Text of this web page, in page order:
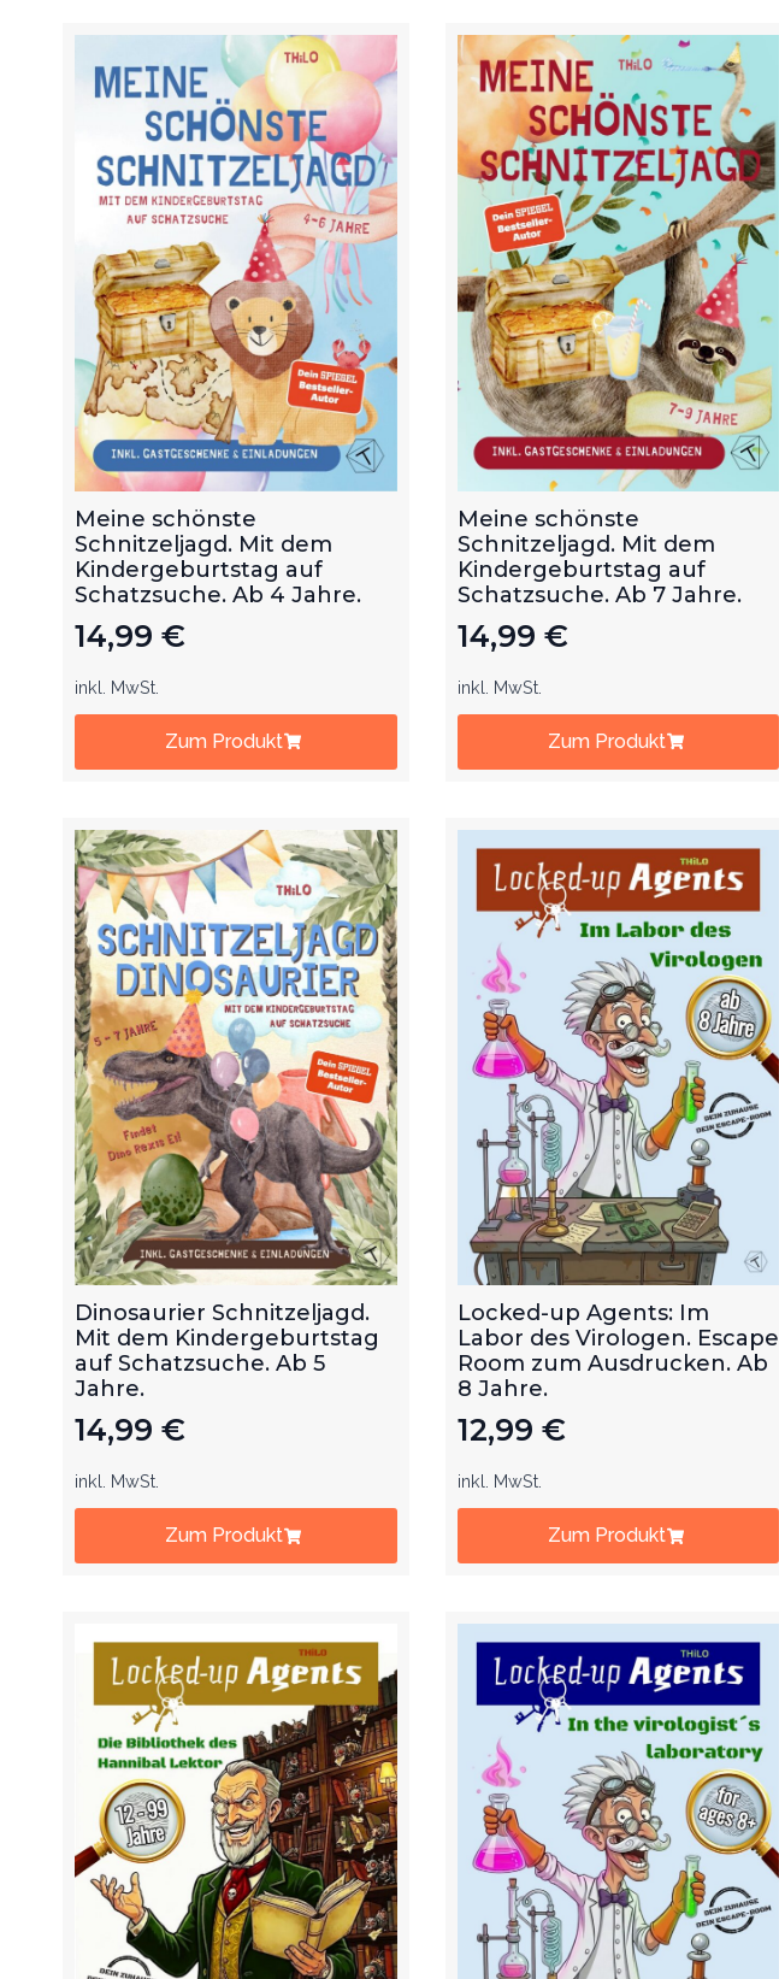
Meine schönste
Schnitzeljagd. Mit dem
Kindergeburtstag auf
Schatzsuche. Ab 4 Jahre.
14,99 €
inkl. MwSt.
Zum Produkt
Meine schönste
Schnitzeljagd. Mit dem
Kindergeburtstag auf
Schatzsuche. Ab 7 Jahre.
14,99 €
inkl. MwSt.
Zum Produkt
Dinosaurier Schnitzeljagd.
Mit dem Kindergeburtstag
auf Schatzsuche. Ab 5
Jahre.
14,99 €
inkl. MwSt.
Zum Produkt
Locked-up Agents: Im
Labor des Virologen. Escape
Room zum Ausdrucken. Ab
8 Jahre.
12,99 €
inkl. MwSt.
Zum Produkt